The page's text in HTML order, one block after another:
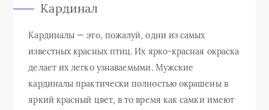
Кардинал
Кардиналы — это, пожалуй, одни из самых
известных красных птиц. Их ярко-красная окраска
делает их легко узнаваемыми. Мужские
кардиналы практически полностью окрашены в
яркий красный цвет, в то время как самки имеют